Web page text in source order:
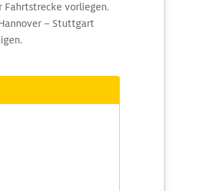
Fahrtstrecke vorliegen.
– Stuttgart